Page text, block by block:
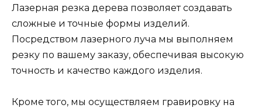
Лазерная резка дерева позволяет создавать
сложные и точные формы изделий.
Посредством лазерного луча мы выполняем
резку по вашему заказу, обеспечивая высокую
точность и качество каждого изделия.
Кроме того, мы осуществляем гравировку на